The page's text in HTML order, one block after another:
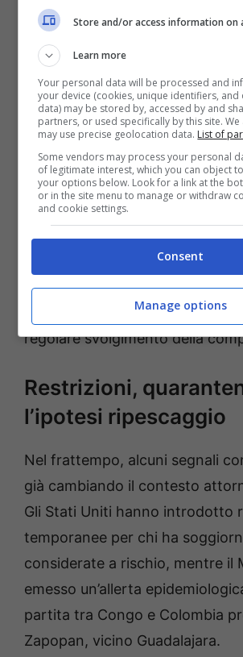
gran parte dei giocatori
commissario tecnico Sébastien
in Europa e non è rientrata in
almeno per ora, dovrebbe
delegazione di raggiungere
Stati Uniti l’11 giugno senza
ostacoli logistici.
Ma attorno alla nazionale
di attenzione continua ad
inevitabilmente cresce anche la
sulla FIFA, chiamata a
estremamente delicato tra
regolare svolgimento della
Restrizioni,
l’ipotesi ripescaggio
Nel frattempo, alcuni segnali
già cambiando il contesto
Gli Stati Uniti hanno introdotto
temporanee per chi ha
considerate a rischio, mentre il
emesso un’allerta
partita tra Congo e Colombia
Zapopan, vicino Guadalajara.
Store and/or access information on
Learn more
Your personal data will be processed and
your device (cookies, unique identifiers, and
data) may be stored by, accessed by and
partners, or used specifically by this site.
may use precise geolocation data. List of
Some vendors may process your personal
of legitimate interest, which you can object
your options below. Look for a link at the
or in the site menu to manage or withdraw
and cookie settings.
Consent
Manage options